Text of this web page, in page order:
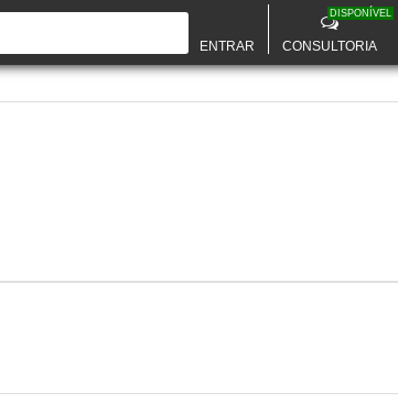
ENTRAR CONSULTORIA
DISPONÍVEL